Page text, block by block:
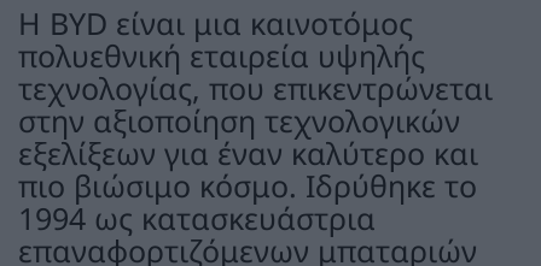
Η BYD είναι μια καινοτόμος
πολυεθνική εταιρεία υψηλής
τεχνολογίας, που επικεντρώνεται
στην αξιοποίηση τεχνολογικών
εξελίξεων για έναν καλύτερο και
πιο βιώσιμο κόσμο. Ιδρύθηκε το
1994 ως κατασκευάστρια
επαναφορτιζόμενων μπαταριών